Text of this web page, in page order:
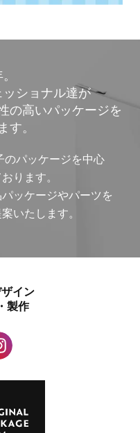
ショナル達が
の高いパッケージを
す。
のパッケージを中心
ります。
ッケージやパーツを
いたします。
イン
製作